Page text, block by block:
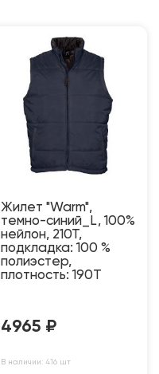
Жилет "Warm",
темно-синий_L, 100%
нейлон, 210Т,
подкладка: 100 %
полиэстер,
плотность: 190T
4965 ₽
В наличии: 416 шт